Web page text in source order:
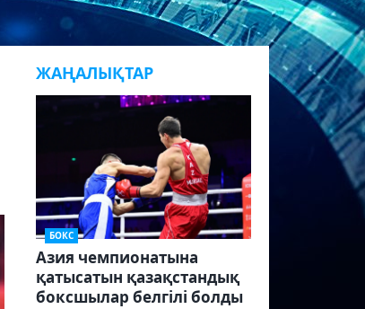
ЖАҢАЛЫҚТАР
БОКС
Азия чемпионатына
қатысатын қазақстандық
боксшылар белгілі болды